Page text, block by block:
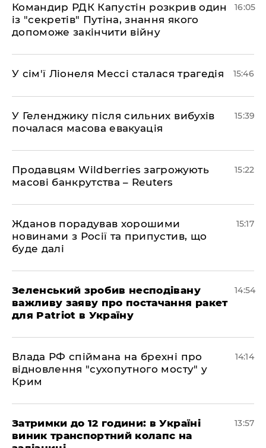
Командир РДК Капустін розкрив один
із "секретів" Путіна, знання якого
допоможе закінчити війну
16:05
У сім'ї Ліонеля Мессі сталася трагедія 15:46
У Геленджику після сильних вибухів
почалася масова евакуація
15:39
Продавцям Wildberries загрожують
масові банкрутства – Reuters
15:22
Жданов порадував хорошими
новинами з Росії та припустив, що
буде далі
15:17
Зеленський зробив несподівану
важливу заяву про постачання ракет
для Patriot в Україну
14:54
Влада РФ спіймана на брехні про
відновлення "сухопутного мосту" у
Крим
14:14
Затримки до 12 години: в Україні
виник транспортний колапс на
13:57